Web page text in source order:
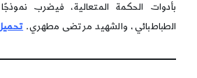
بأدوات الحكمة المتعالية، فيضرب
الطباطبائي، والشهيد مرتضى مطهري.